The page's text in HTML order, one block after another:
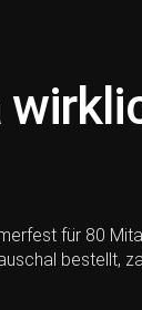
für 80
bestellt,